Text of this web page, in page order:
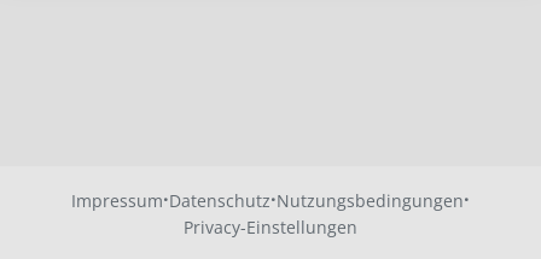
Impressum·Datenschutz·Nutzungsbedingungen·
Privacy-Einstellungen